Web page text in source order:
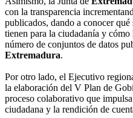
con la transparencia
publicados, dando a conocer
tienen para la ciudadanía y
número de conjuntos de datos
Extremadura.
Por otro lado, el Ejecutivo
la elaboración del V Plan de
proceso colaborativo que
ciudadana y la rendición de